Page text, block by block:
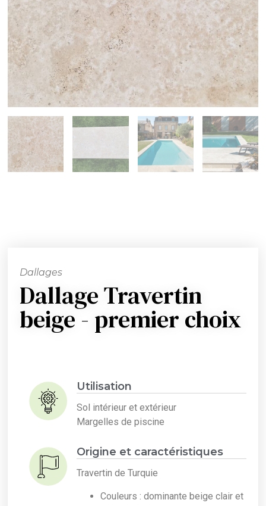
Dallages
Dallage Travertin
beige - premier choix
Utilisation
Sol intérieur et extérieur
Margelles de piscine
Origine et caractéristiques
Travertin de Turquie
Couleurs : dominante beige clair et